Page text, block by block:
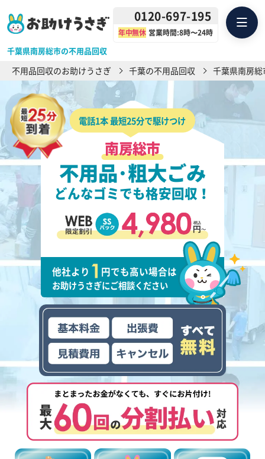
千葉県南房総市の不用品回収
0120-697-195
年中無休 営業時間:8時〜24時
不用品回収のお助けうさぎ 千葉の不用品回収 千葉県南房
電話1本 最短25分で駆けつけ
南房総市
不用品･粗大ごみ
どんなゴミでも格安回収！
他社より 円でも高い場合は
お助けうさぎにご相談ください